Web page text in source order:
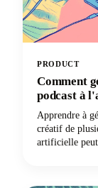
PRODUCT
Comment
podcast à
Apprendre à
créatif de
artificielle